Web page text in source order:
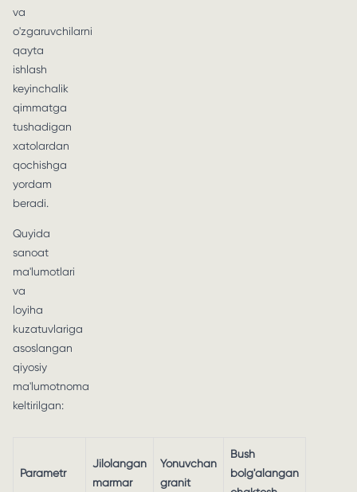
va
o'zgaruvchilarni
qayta
ishlash
keyinchalik
qimmatga
tushadigan
xatolardan
qochishga
yordam
beradi.
Quyida
sanoat
ma'lumotlari
va
loyiha
kuzatuvlariga
asoslangan
qiyosiy
ma'lumotnoma
keltirilgan:
Parametr
Jilolangan
marmar
Yonuvchan
granit
Bush
bolg'alangan